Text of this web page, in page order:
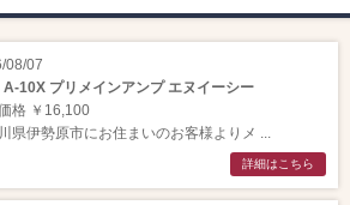
08/07
A-10X プリメインアンプ エヌイーシー
格 ￥16,100
県伊勢原市にお住まいのお客様よりメ ...
詳細はこちら